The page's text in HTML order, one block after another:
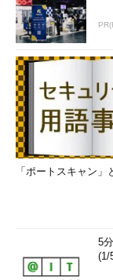
システムの起動／回復ダ
ここでは、起動するOS
ファイルの設定を変更
時の処理方法などを設
ピューターの管理ツー
ーターのシャットダウ
きる。
システムをシ
［シャットダウ
ャットダウン、再
「ポートスキャン」
5
(1/